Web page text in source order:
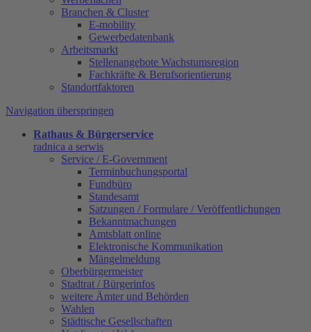
Branchen & Cluster
E-mobility
Gewerbedatenbank
Arbeitsmarkt
Stellenangebote Wachstumsregion
Fachkräfte & Berufsorientierung
Standortfaktoren
Navigation überspringen
Rathaus & Bürgerservice
radnica a serwis
Service / E-Government
Terminbuchungsportal
Fundbüro
Standesamt
Satzungen / Formulare / Veröffentlichungen
Bekanntmachungen
Amtsblatt online
Elektronische Kommunikation
Mängelmeldung
Oberbürgermeister
Stadtrat / Bürgerinfos
weitere Ämter und Behörden
Wahlen
Städtische Gesellschaften